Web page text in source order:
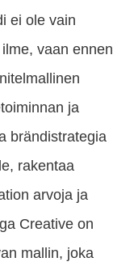
ei ole vain
vaan ennen
ja
brändistrategia
rakentaa
arvoja ja
Creative on
mallin, joka